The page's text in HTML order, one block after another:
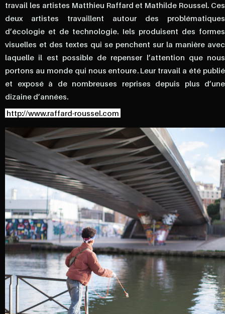
travail les artistes Matthieu Raffard et Mathilde Roussel. Ces
deux artistes travaillent autour des problématiques
d’écologie et de technologie. Iels produisent des formes
visuelles et des textes qui se penchent sur la manière avec
laquelle il est possible de repenser l’attention que nous
portons au monde qui nous entoure. Leur travail a été publié
et exposé à de nombreuses reprises depuis plus d’une
dizaine d’années.
http://www.raffard-roussel.com